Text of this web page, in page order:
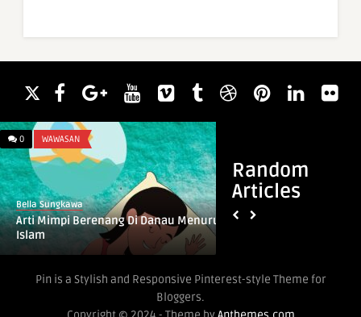
Random
Articles
0 WAWASAN
Bella Sungkawa
Arti Mimpi Berenang Di Danau Menurut
Islam
Pin is a Stylish and Responsive Pinterest-style Theme for
Bloggers.